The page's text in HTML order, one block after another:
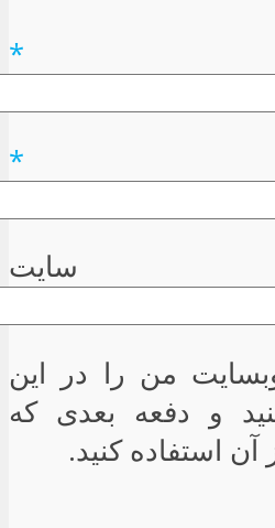
*
*
من را در این
و دفعه بعدی که
استفاده کنید.